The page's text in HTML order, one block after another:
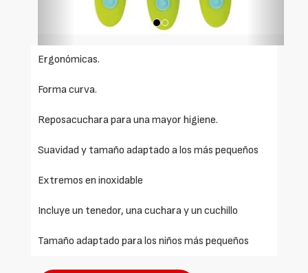
Ergonómicas.
Forma curva.
Reposacuchara para una mayor higiene.
Suavidad y tamaño adaptado a los más pequeños
Extremos en inoxidable
Incluye un tenedor, una cuchara y un cuchillo
Tamaño adaptado para los niños más pequeños